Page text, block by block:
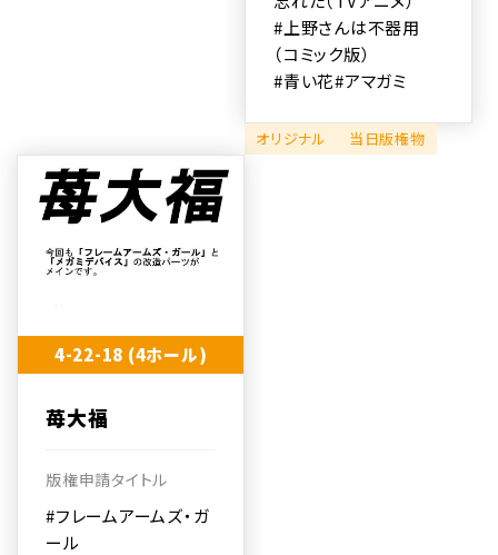
#上野さんは不器用
（コミック版）
#青い花#アマガミ
オリジナル 当日版権物
4-22-18 (4ホール)
苺大福
版権申請タイトル
#フレームアームズ・ガ
ール